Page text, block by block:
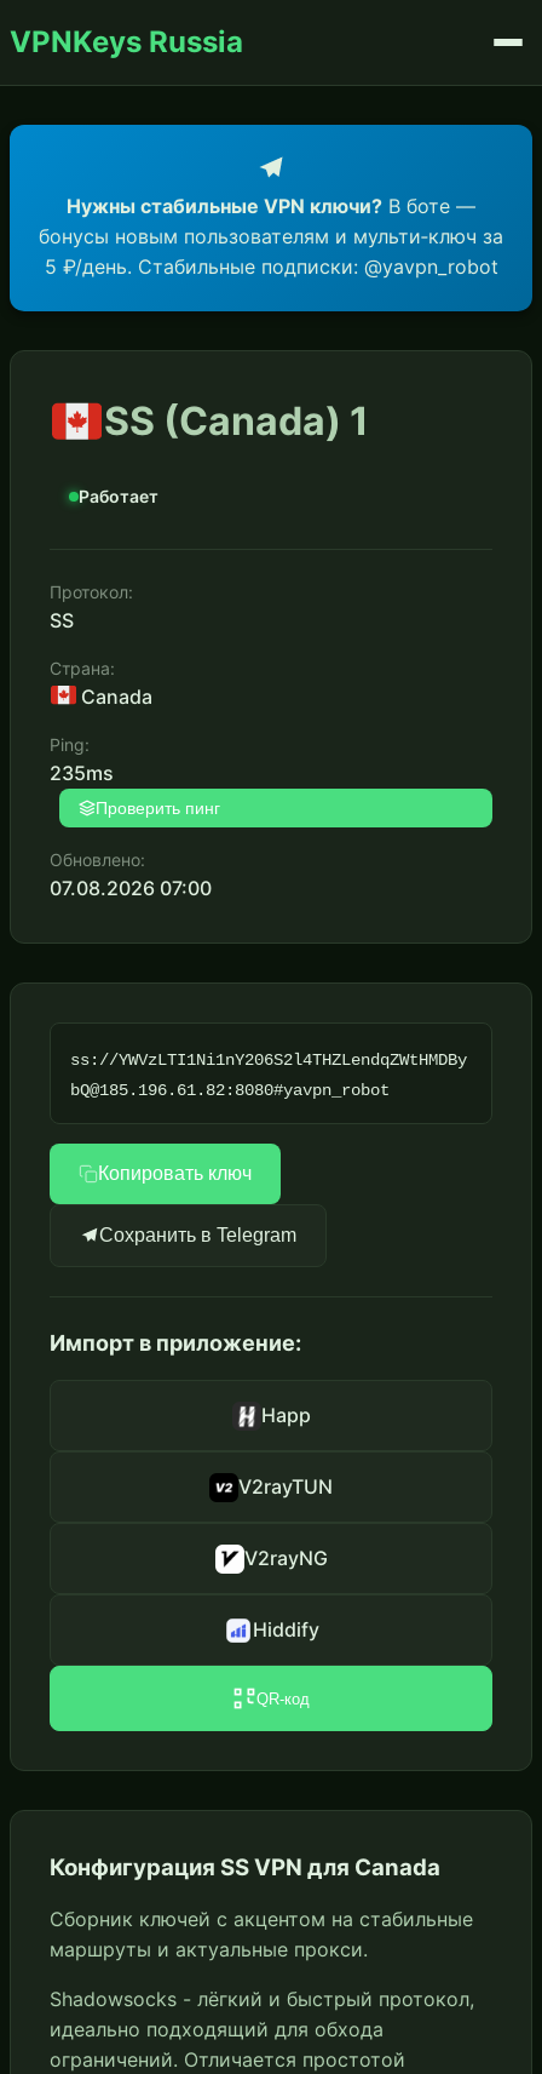
VPNKeys Russia
Нужны стабильные VPN ключи? В боте —
бонусы новым пользователям и мульти‑ключ за
5 ₽/день. Стабильные подписки: @yavpn_robot
SS (Canada) 1
Работает
Протокол:
SS
Страна:
Canada
Ping:
235ms
Проверить пинг
Обновлено:
07.08.2026 07:00
ss://YWVzLTI1Ni1nY206S2l4THZLendqZWtHMDBy
bQ@185.196.61.82:8080#yavpn_robot
Копировать ключ
Сохранить в Telegram
Импорт в приложение:
Happ
V2rayTUN
V2rayNG
Hiddify
QR-код
Конфигурация SS VPN для Canada
Сборник ключей с акцентом на стабильные
маршруты и актуальные прокси.
Shadowsocks - лёгкий и быстрый протокол,
идеально подходящий для обхода
ограничений. Отличается простотой